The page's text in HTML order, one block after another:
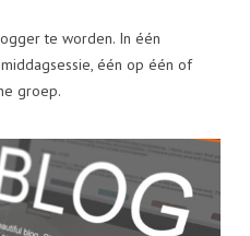
te worden. In één
één op één of
groep.